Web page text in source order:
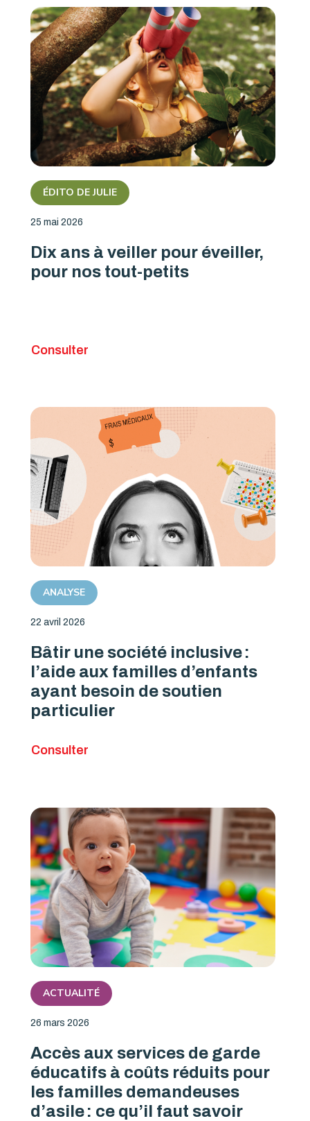
ÉDITO DE JULIE
25 mai 2026
Dix ans à veiller pour éveiller,
pour nos tout-petits
Consulter
ANALYSE
22 avril 2026
Bâtir une société inclusive :
l’aide aux familles d’enfants
ayant besoin de soutien
particulier
Consulter
ACTUALITÉ
26 mars 2026
Accès aux services de garde
éducatifs à coûts réduits pour
les familles demandeuses
d’asile : ce qu’il faut savoir